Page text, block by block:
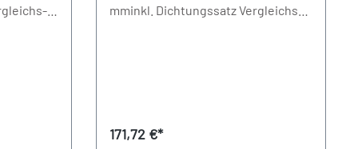
mminkl. Dichtungssatz Vergleichs-
Regulärer Preis:
171,72 €*